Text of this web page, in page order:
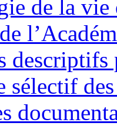
de la vie
descriptifs
sélectif